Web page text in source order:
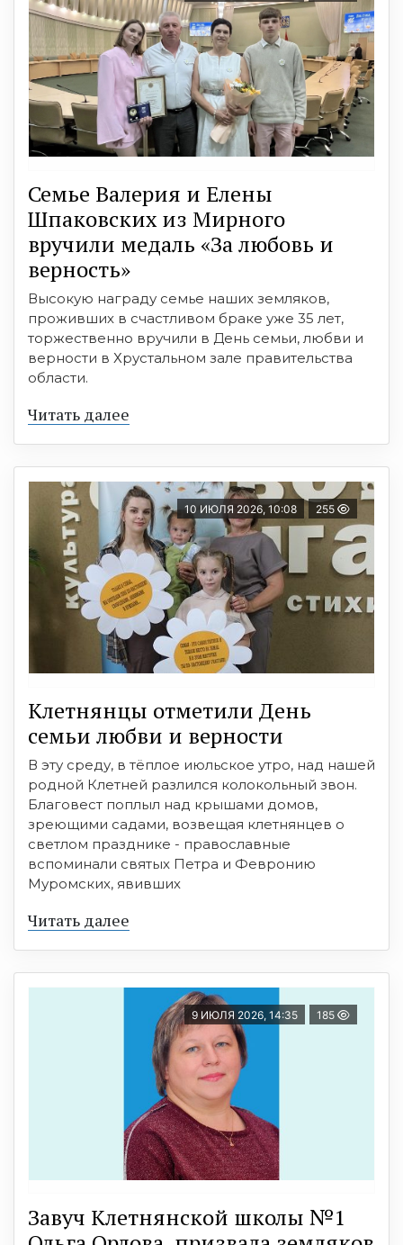
Семье Валерия и Елены
Шпаковских из Мирного
вручили медаль «За любовь и
верность»
Высокую награду семье наших земляков,
проживших в счастливом браке уже 35 лет,
торжественно вручили в День семьи, любви и
верности в Хрустальном зале правительства
области.
Читать далее
10 ИЮЛЯ 2026, 10:08 255
Клетнянцы отметили День
семьи любви и верности
В эту среду, в тёплое июльское утро, над нашей
родной Клетней разлился колокольный звон.
Благовест поплыл над крышами домов,
зреющими садами, возвещая клетнянцев о
светлом празднике - православные
вспоминали святых Петра и Февронию
Муромских, явивших
Читать далее
9 ИЮЛЯ 2026, 14:35 185
Завуч Клетнянской школы №1